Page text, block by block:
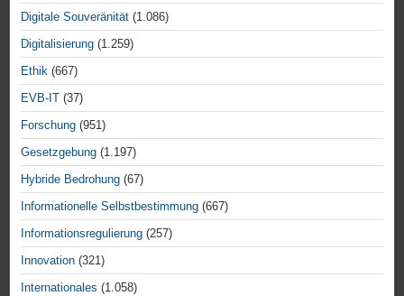
Digitale Souveränität (1.086)
Digitalisierung (1.259)
Ethik (667)
EVB-IT (37)
Forschung (951)
Gesetzgebung (1.197)
Hybride Bedrohung (67)
Informationelle Selbstbestimmung (667)
Informationsregulierung (257)
Innovation (321)
Internationales (1.058)